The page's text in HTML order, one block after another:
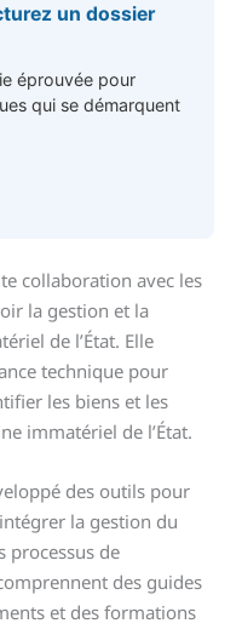
un dossier
éprouvée pour
qui se démarquent
collaboration avec les
la gestion et la
de l’État. Elle
technique pour
les biens et les
immatériel de l’État.
des outils pour
la gestion du
processus de
des guides
et des formations